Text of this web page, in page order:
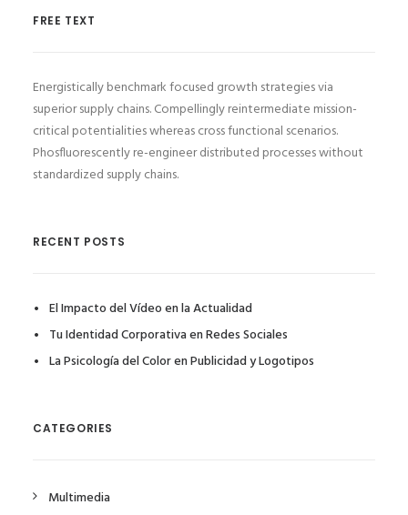
FREE TEXT
Energistically benchmark focused growth strategies via
superior supply chains. Compellingly reintermediate mission-
critical potentialities whereas cross functional scenarios.
Phosfluorescently re-engineer distributed processes without
standardized supply chains.
RECENT POSTS
El Impacto del Vídeo en la Actualidad
Tu Identidad Corporativa en Redes Sociales
La Psicología del Color en Publicidad y Logotipos
CATEGORIES
Multimedia